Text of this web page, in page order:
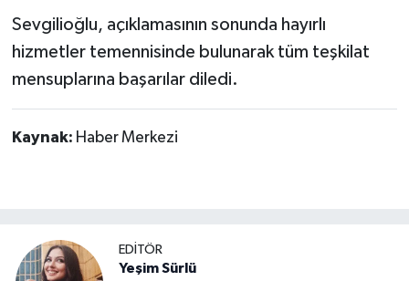
Sevgilioğlu, açıklamasının sonunda hayırlı
hizmetler temennisinde bulunarak tüm teşkilat
mensuplarına başarılar diledi.
Kaynak: Haber Merkezi
EDİTÖR
Yeşim Sürlü